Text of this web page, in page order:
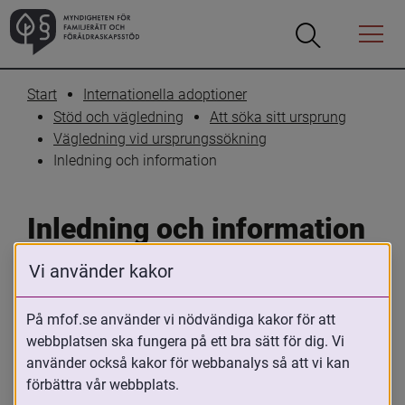
Öppna
Öppna
Menyn
Start
Internationella adoptioner
Stöd och vägledning
Att söka sitt ursprung
Vägledning vid ursprungssökning
Inledning och information
Inledning och information
Skriv ut
Denna vägledning har upprättats av
Myndigheten för familjerätt och
föräldraskapsstöd (MFoF), på uppdrag av
Vi använder kakor
På mfof.se använder vi nödvändiga kakor för att
webbplatsen ska fungera på ett bra sätt för dig. Vi
använder också kakor för webbanalys så att vi kan
förbättra vår webbplats.